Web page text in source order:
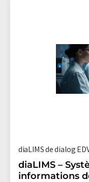
diaLIMS de dialog
diaLIMS –
informations